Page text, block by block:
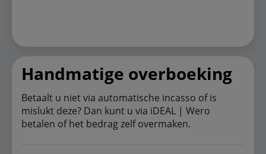
Handmatige overboeking
Betaalt u niet via automatische incasso of is
mislukt deze? Dan kunt u via iDEAL | Wero
betalen of het bedrag zelf overmaken.